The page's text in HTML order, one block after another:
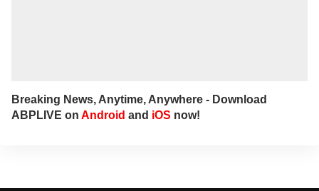
Breaking News, Anytime, Anywhere - Download
ABPLIVE on Android and iOS now!